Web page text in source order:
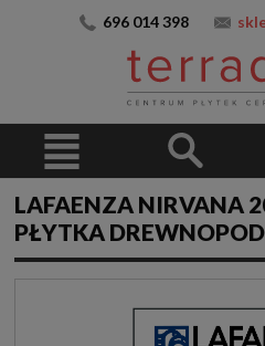
696 014 398
LAFAENZA NIRVANA
PŁYTKA